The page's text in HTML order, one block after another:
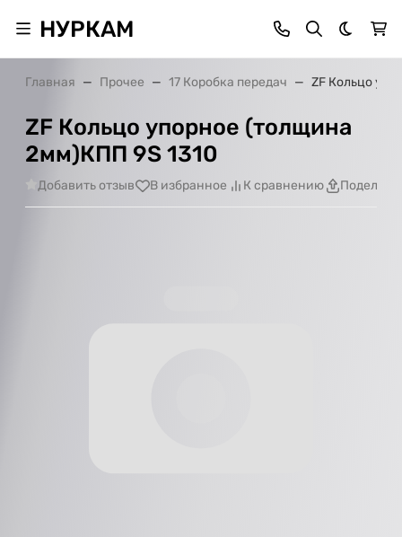
НУРКАМ Темная
Главная Прочее 17 Коробка передач ZF Кольцо
ZF Кольцо упорное (толщина
2мм)КПП 9S 1310
Добавить отзыв В избранное К сравнению